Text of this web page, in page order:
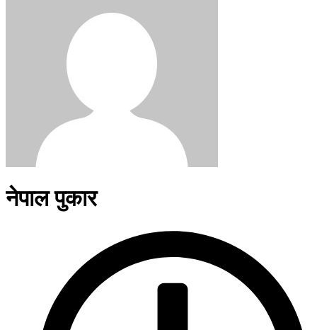
नेपाल पुकार